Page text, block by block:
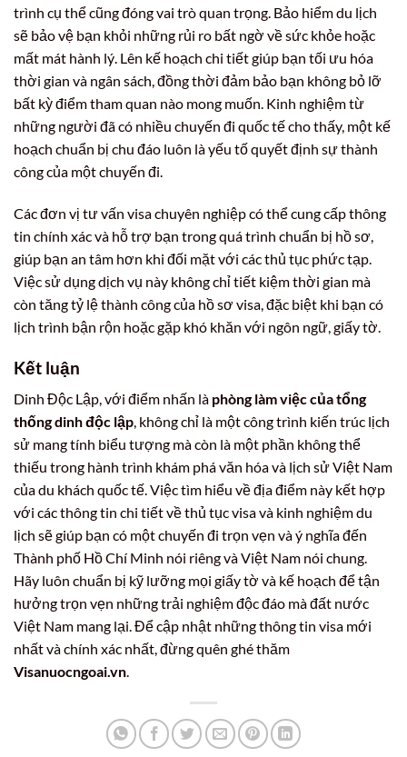
trình cụ thể cũng đóng vai trò quan trọng. Bảo hiểm du lịch
sẽ bảo vệ bạn khỏi những rủi ro bất ngờ về sức khỏe hoặc
mất mát hành lý. Lên kế hoạch chi tiết giúp bạn tối ưu hóa
thời gian và ngân sách, đồng thời đảm bảo bạn không bỏ lỡ
bất kỳ điểm tham quan nào mong muốn. Kinh nghiệm từ
những người đã có nhiều chuyến đi quốc tế cho thấy, một kế
hoạch chuẩn bị chu đáo luôn là yếu tố quyết định sự thành
công của một chuyến đi.
Các đơn vị tư vấn visa chuyên nghiệp có thể cung cấp thông
tin chính xác và hỗ trợ bạn trong quá trình chuẩn bị hồ sơ,
giúp bạn an tâm hơn khi đối mặt với các thủ tục phức tạp.
Việc sử dụng dịch vụ này không chỉ tiết kiệm thời gian mà
còn tăng tỷ lệ thành công của hồ sơ visa, đặc biệt khi bạn có
lịch trình bận rộn hoặc gặp khó khăn với ngôn ngữ, giấy tờ.
Kết luận
Dinh Độc Lập, với điểm nhấn là phòng làm việc của tổng
thống dinh độc lập, không chỉ là một công trình kiến trúc lịch
sử mang tính biểu tượng mà còn là một phần không thể
thiếu trong hành trình khám phá văn hóa và lịch sử Việt Nam
của du khách quốc tế. Việc tìm hiểu về địa điểm này kết hợp
với các thông tin chi tiết về thủ tục visa và kinh nghiệm du
lịch sẽ giúp bạn có một chuyến đi trọn vẹn và ý nghĩa đến
Thành phố Hồ Chí Minh nói riêng và Việt Nam nói chung.
Hãy luôn chuẩn bị kỹ lưỡng mọi giấy tờ và kế hoạch để tận
hưởng trọn vẹn những trải nghiệm độc đáo mà đất nước
Việt Nam mang lại. Để cập nhật những thông tin visa mới
nhất và chính xác nhất, đừng quên ghé thăm
Visanuocngoai.vn.